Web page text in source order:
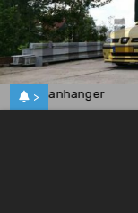
Skip
to
content
>
een aanhanger